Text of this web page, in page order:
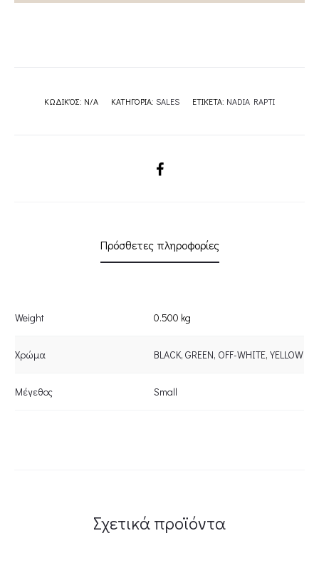
ΚΩΔΙΚΌΣ: N/A ΚΑΤΗΓΟΡΊΑ: SALES ΕΤΙΚΈΤΑ: NADIA RAPTI
SHARE
Πρόσθετες πληροφορίες
Weight 0.500 kg
Χρώμα BLACK, GREEN, OFF-WHITE, YELLOW
Μέγεθος Small
Σχετικά προϊόντα